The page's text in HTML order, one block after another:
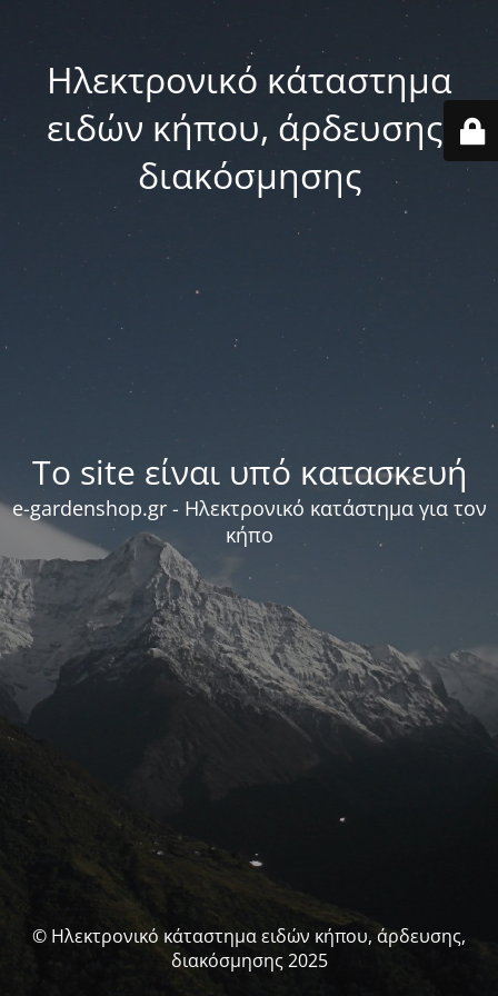
Ηλεκτρονικό κάταστημα
ειδών κήπου, άρδευσης,
διακόσμησης
Το site είναι υπό κατασκευή
e-gardenshop.gr - Ηλεκτρονικό κατάστημα για τον
κήπο
© Ηλεκτρονικό κάταστημα ειδών κήπου, άρδευσης,
διακόσμησης 2025